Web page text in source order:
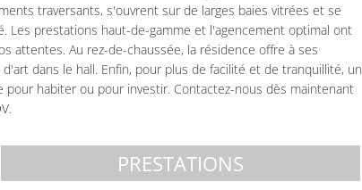
traversants, s'ouvrent sur de larges baies vitrées et se
prestations haut-de-gamme et l'agencement optimal ont
Au rez-de-chaussée, la résidence offre à ses
dans le hall. Enfin, pour plus de facilité et de tranquillité, un
habiter ou pour investir. Contactez-nous dès maintenant
PRESTATIONS